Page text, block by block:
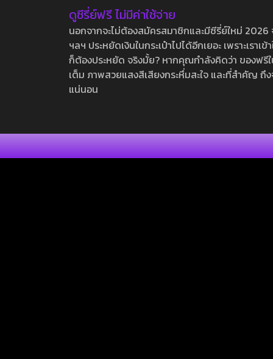
ดูซีรี่ย์ฟรี ไม่มีค่าใช้จ่าย
นอกจากจะไม่ต้องสมัครสมาชิกและมีซีรี่ย์ใหม่
ฯลฯ ประหยัดเงินในกระเป๋าไปได้อีกเยอะ เพราะเร
ก็ต้องประหยัด จริงมั้ย? หากคุณกำลังคิดว่า ของฟ
เต็ม ภาพสวยแสงสีเสียงกระหึ่มสะใจ และที่สำคัญ
แน่นอน